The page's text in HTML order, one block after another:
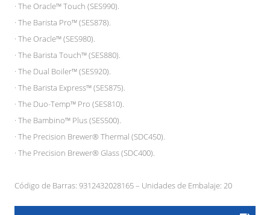
· The Oracle™ Touch (SES990).
· The Barista Pro™ (SES878).
· The Oracle™ (SES980).
· The Barista Touch™ (SES880).
· The Dual Boiler™ (SES920).
· The Barista Express™ (SES875).
· The Duo-Temp™ Pro (SES810).
· The Bambino™ Plus (SES500).
· The Precision Brewer® Thermal (SDC450).
· The Precision Brewer® Glass (SDC400).
Código de Barras: 9312432028165 – Unidades de Embalaje: 20